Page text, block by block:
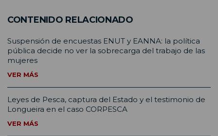
CONTENIDO RELACIONADO
Suspensión de encuestas ENUT y EANNA: la política
pública decide no ver la sobrecarga del trabajo de las
mujeres
VER MÁS
Leyes de Pesca, captura del Estado y el testimonio de
Longueira en el caso CORPESCA
VER MÁS